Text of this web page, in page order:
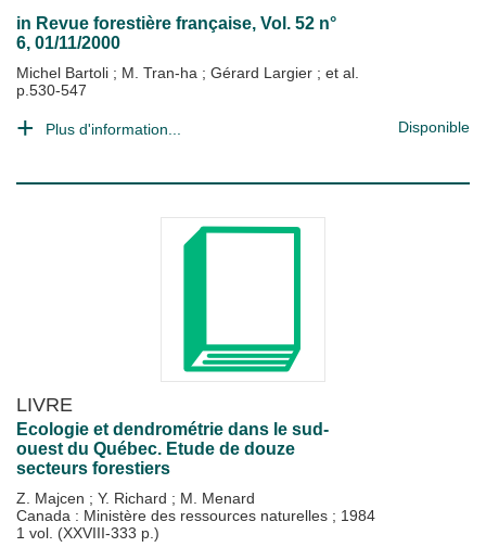
in Revue forestière française, Vol. 52 n°
6, 01/11/2000
Michel Bartoli ; M. Tran-ha ; Gérard Largier ; et al.
p.530-547
Plus d'information... Disponible
LIVRE
Ecologie et dendrométrie dans le sud-
ouest du Québec. Etude de douze
secteurs forestiers
Z. Majcen ; Y. Richard ; M. Menard
Canada : Ministère des ressources naturelles ; 1984
1 vol. (XXVIII-333 p.)